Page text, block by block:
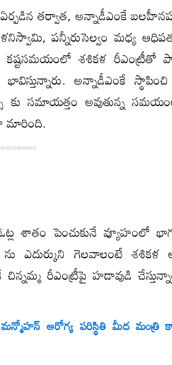
ఏర్పడిన తర్వాత, అన్నాడీఎంకే
పన్నీరుసెల్వం మధ్య
కష్టసమయంలో శశికళ రీఎంట్రీతో
అన్నాడీఎంకే
కు సమాయత్తం అవుతున్న
మారింది.
శాతం పెంచుకునే వ్యూహంలో
ఎదుర్కుని గెలవాలంటే శశికళ
చిన్నమ్మ రీఎంట్రీపై హడావుడి
మన్మోహన్ ఆరోగ్య పరిస్థితి మీద మంత్రి